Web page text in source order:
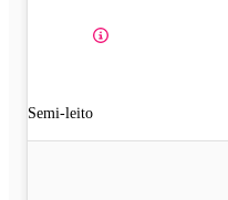
Semi-leito